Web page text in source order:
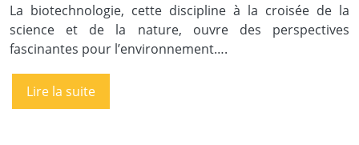
La biotechnologie, cette discipline à la croisée de la
science et de la nature, ouvre des perspectives
fascinantes pour l’environnement….
Lire la suite